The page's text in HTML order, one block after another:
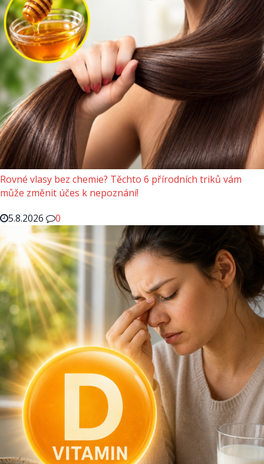
Rovné vlasy bez chemie? Těchto 6 přírodních triků vám
může změnit účes k nepoznání!
5.8.2026
0